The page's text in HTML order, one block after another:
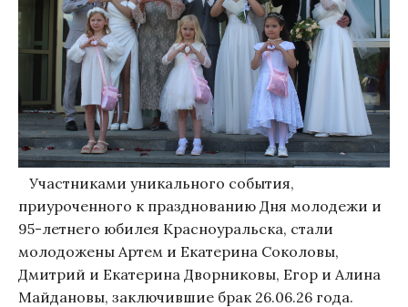
Участниками уникального события,
приуроченного к празднованию Дня молодежи и
95-летнего юбилея Красноуральска, стали
молодожены Артем и Екатерина Соколовы,
Дмитрий и Екатерина Дворниковы, Егор и Алина
Майдановы, заключившие брак 26.06.26 года.